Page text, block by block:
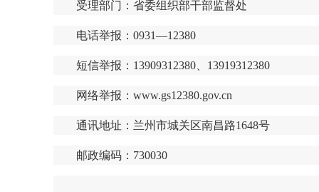
受理部门：省委组织部干部监督处
电话举报：0931—12380
短信举报：13909312380、13919312380
网络举报：www.gs12380.gov.cn
通讯地址：兰州市城关区南昌路1648号
邮政编码